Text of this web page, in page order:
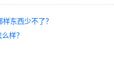
东西少不了？
样？